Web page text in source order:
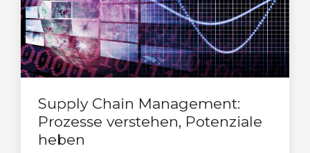
Supply Chain Management:
Prozesse verstehen, Potenziale
heben